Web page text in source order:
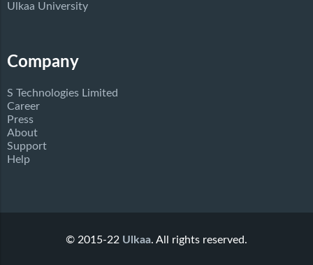
Ulkaa University
Company
S Technologies Limited
Career
Press
About
Support
Help
© 2015-22 Ulkaa. All rights reserved.